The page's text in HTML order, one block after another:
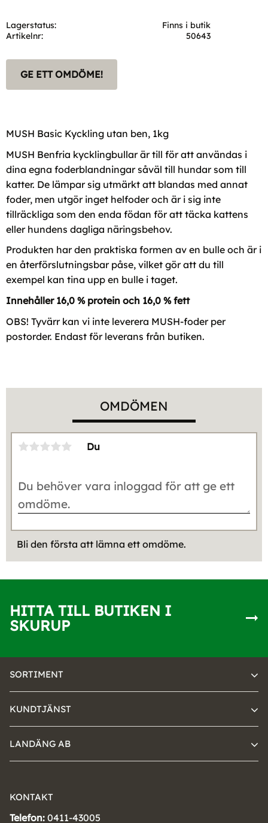
Lagerstatus
Finns i butik
Artikelnr
50643
GE ETT OMDÖME!
MUSH Basic Kyckling utan ben, 1kg
MUSH Benfria kycklingbullar är till för att användas i
dina egna foderblandningar såväl till hundar som till
katter. De lämpar sig utmärkt att blandas med annat
foder, men utgör inget helfoder och är i sig inte
tillräckliga som den enda födan för att täcka kattens
eller hundens dagliga näringsbehov.
Produkten har den praktiska formen av en bulle och är i
en återförslutningsbar påse, vilket gör att du till
exempel kan tina upp en bulle i taget.
Innehåller 16,0 % protein och 16,0 % fett
OBS! Tyvärr kan vi inte leverera MUSH-foder per
postorder. Endast för leverans från butiken.
OMDÖMEN
Du
Bli den första att lämna ett omdöme.
HITTA TILL BUTIKEN I
SKURUP
SORTIMENT
KUNDTJÄNST
LANDÄNG AB
KONTAKT
Telefon: 0411-43005